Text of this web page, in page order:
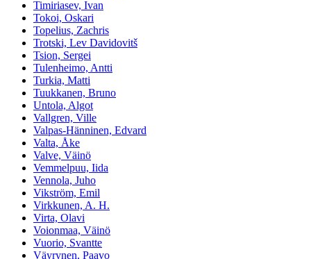
Timiriasev, Ivan
Tokoi, Oskari
Topelius, Zachris
Trotski, Lev Davidovitš
Tsion, Sergei
Tulenheimo, Antti
Turkia, Matti
Tuukkanen, Bruno
Untola, Algot
Vallgren, Ville
Valpas-Hänninen, Edvard
Valta, Åke
Valve, Väinö
Vemmelpuu, Iida
Vennola, Juho
Vikström, Emil
Virkkunen, A. H.
Virta, Olavi
Voionmaa, Väinö
Vuorio, Svantte
Väyrynen, Paavo